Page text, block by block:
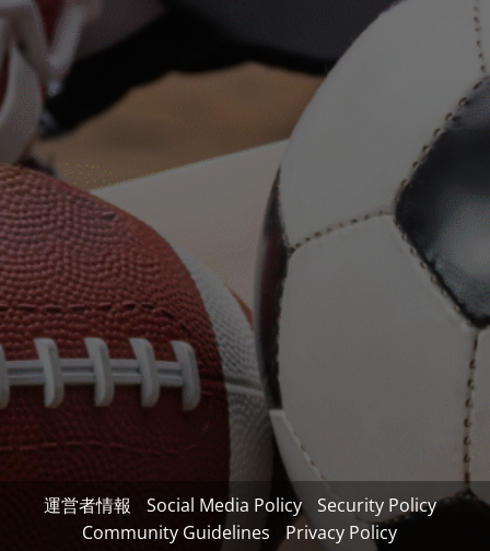
運営者情報 Social Media Policy
Security Policy
Community Guidelines
Privacy Policy